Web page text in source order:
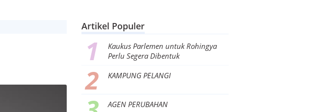
Artikel Populer
Kaukus Parlemen untuk Rohingya
Perlu Segera Dibentuk
KAMPUNG PELANGI
AGEN PERUBAHAN